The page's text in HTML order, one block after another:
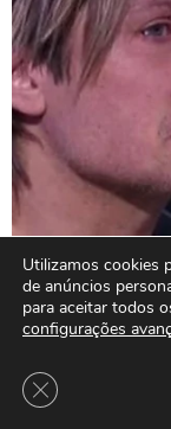
Utilizamos cookies
de anúncios
para aceitar todos
configurações
Close GDPR